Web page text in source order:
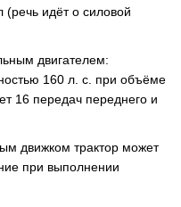
идёт о силовой
двигателем:
160 л. с. при объёме
16 передач переднего и
движком трактор может
при выполнении